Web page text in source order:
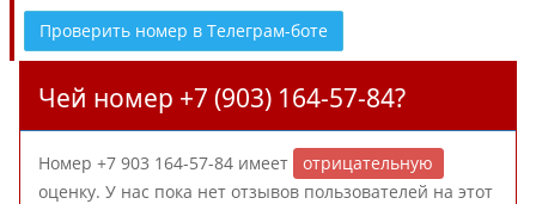
Проверить номер в Телеграм-боте
Чей номер +7 (903) 164-57-84?
Номер +7 903 164-57-84 имеет
отрицательную
оценку. У нас пока нет отзывов пользователей на этот